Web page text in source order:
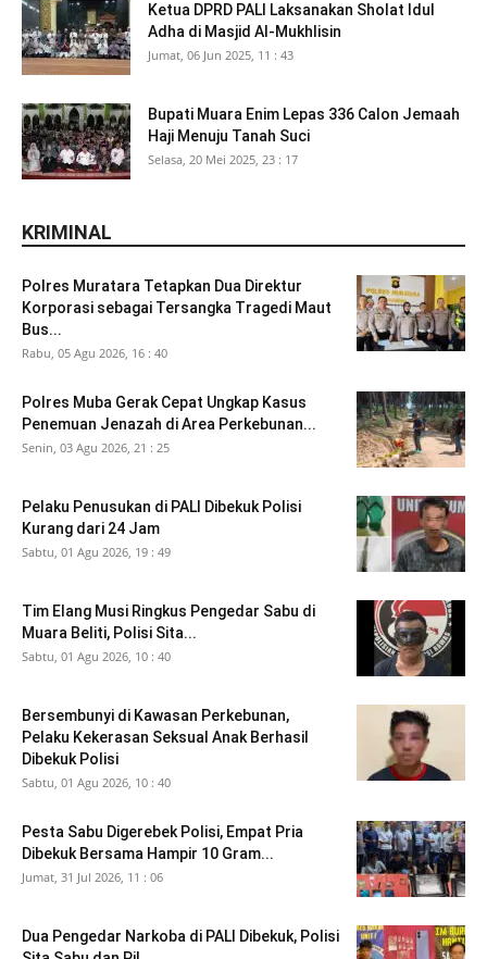
Ketua DPRD PALI Laksanakan Sholat Idul
Adha di Masjid Al-Mukhlisin
Jumat, 06 Jun 2025, 11 : 43
Bupati Muara Enim Lepas 336 Calon Jemaah
Haji Menuju Tanah Suci
Selasa, 20 Mei 2025, 23 : 17
KRIMINAL
Polres Muratara Tetapkan Dua Direktur
Korporasi sebagai Tersangka Tragedi Maut
Bus...
Rabu, 05 Agu 2026, 16 : 40
Polres Muba Gerak Cepat Ungkap Kasus
Penemuan Jenazah di Area Perkebunan...
Senin, 03 Agu 2026, 21 : 25
Pelaku Penusukan di PALI Dibekuk Polisi
Kurang dari 24 Jam
Sabtu, 01 Agu 2026, 19 : 49
Tim Elang Musi Ringkus Pengedar Sabu di
Muara Beliti, Polisi Sita...
Sabtu, 01 Agu 2026, 10 : 40
Bersembunyi di Kawasan Perkebunan,
Pelaku Kekerasan Seksual Anak Berhasil
Dibekuk Polisi
Sabtu, 01 Agu 2026, 10 : 40
Pesta Sabu Digerebek Polisi, Empat Pria
Dibekuk Bersama Hampir 10 Gram...
Jumat, 31 Jul 2026, 11 : 06
Dua Pengedar Narkoba di PALI Dibekuk, Polisi